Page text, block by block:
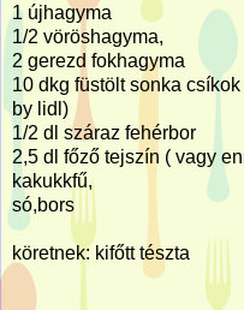
1 újhagyma
1/2 vöröshagyma,
2 gerezd fokhagyma
10 dkg füstölt sonka
by lidl)
1/2 dl száraz fehérbor
2,5 dl főző tejszín ( vagy
kakukkfű,
só,bors
köretnek: kifőtt tészta